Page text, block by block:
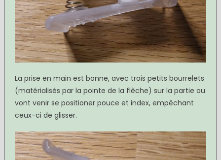
La prise en main est bonne, avec trois petits bourrelets
(matérialisés par la pointe de la flèche) sur la partie ou
vont venir se positioner pouce et index, empêchant
ceux-ci de glisser.